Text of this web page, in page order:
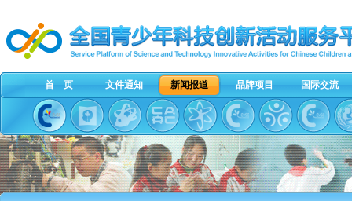
首 页 文件通知 新闻报道 品牌项目 国际交流